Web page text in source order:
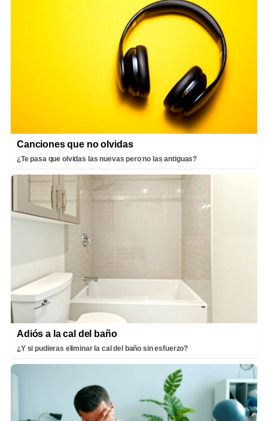
Canciones que no olvidas
¿Te pasa que olvidas las nuevas pero no las antiguas?
Adiós a la cal del baño
¿Y si pudieras eliminar la cal del baño sin esfuerzo?